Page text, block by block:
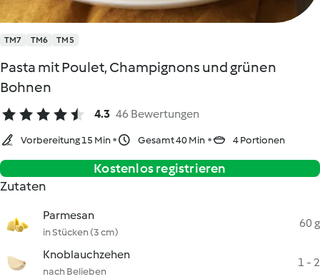
TM7 TM6 TM5
Pasta mit Poulet, Champignons und grünen
Bohnen
4.3 46 Bewertungen
Vorbereitung 15 Min Gesamt 40 Min 4 Portionen
Kostenlos registrieren
Zutaten
Parmesan
in Stücken (3 cm)
60 g
Knoblauchzehen
nach Belieben
1 - 2